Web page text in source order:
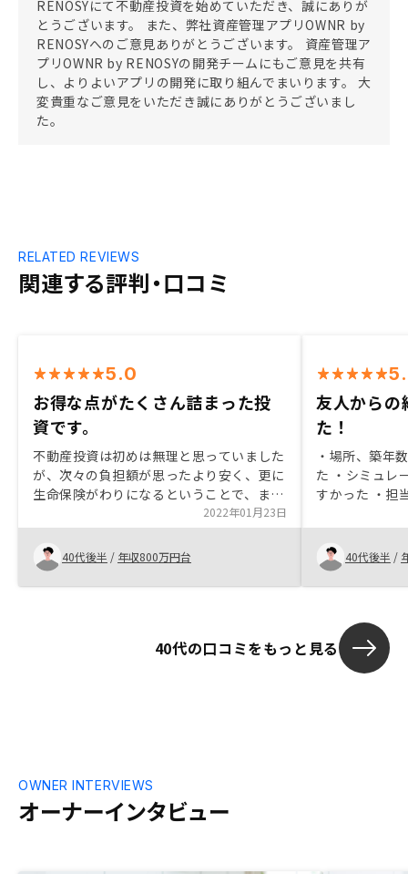
RENOSYにて不動産投資を始めていただき、誠にありが
とうございます。 また、弊社資産管理アプリOWNR by
RENOSYへのご意見ありがとうございます。 資産管理ア
プリOWNR by RENOSYの開発チームにもご意見を共有
し、よりよいアプリの開発に取り組んでまいります。 大
変貴重なご意見をいただき誠にありがとうございまし
た。
関連する評判・口コミ
RELATED REVIEWS
5.0
お得な点がたくさん詰まった投
資です。
不動産投資は初めは無理と思っていました
が、次々の負担額が思ったより安く、更に
生命保険がわりになるということで、まず
は話だけでも聞いてみようとと思いまし
た。面談できちんとリスクのことを営業の
方が丁寧に説明してくれたこと、物件を買
った後のアフターフォローを最重視してい
ることが購入の決定打でした。あとは御社
には安定したリターンが見込めます。空室
2022年01月23日
40代後半 / 年収800万円台
友人からの
た！
・場所、築年
た ・シミュレ
すかった ・担
る熱意が伝わ
生命保険の代
て購入検討し
40代後半 /
40代の口コミをもっと見る
オーナーインタビュー
OWNER INTERVIEWS